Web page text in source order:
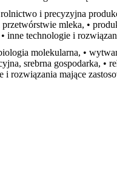
i precyzyjna
mleka, •
technologie i
molekularna, •
srebrna gospodarka,
rozwiązania mające